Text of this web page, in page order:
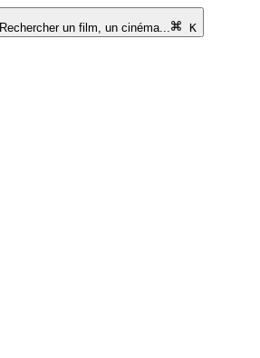
Rechercher un film, un cinéma...
K